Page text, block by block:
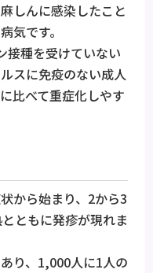
しんに感染したこと
気です。
接種を受けていない
スに免疫のない成人
比べて重症化しやす
から始まり、2から3
ともに発疹が現れま
り、1,000人に1人の